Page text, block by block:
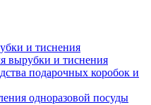
и тиснения
вырубки и тиснения
подарочных коробок и
одноразовой посуды